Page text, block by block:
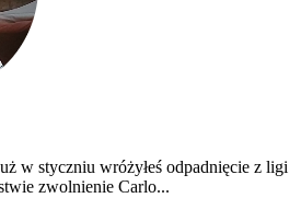
w styczniu wróżyłeś odpadnięcie z ligi
zwolnienie Carlo...